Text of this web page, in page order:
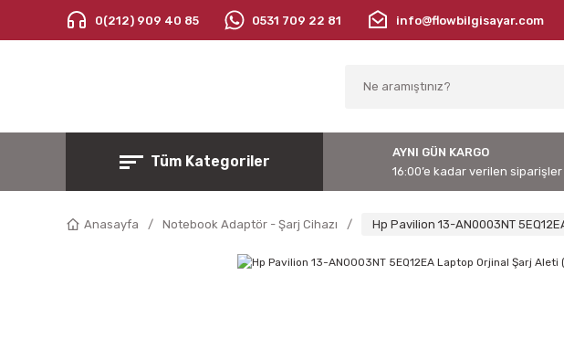
0(212) 909 40 85 0531 709 22 81 info@flowbilgisayar.com
Tüm Kategoriler
AYNI GÜN KARGO
16:00’e kadar verilen siparişler
Anasayfa Notebook Adaptör - Şarj Cihazı Hp Pavilion 13-AN0003NT